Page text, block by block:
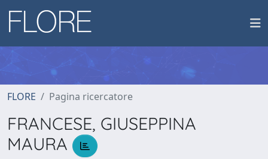
FLORE Pagina ricercatore
FRANCESE, GIUSEPPINA
MAURA